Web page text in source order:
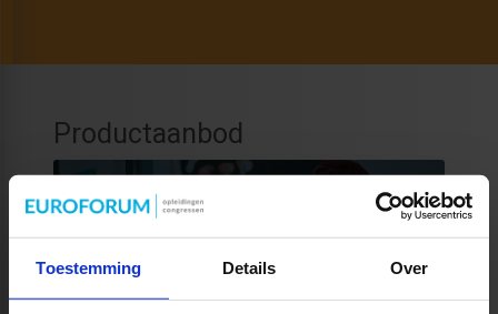
Toestemming Details Over
Productaanbod